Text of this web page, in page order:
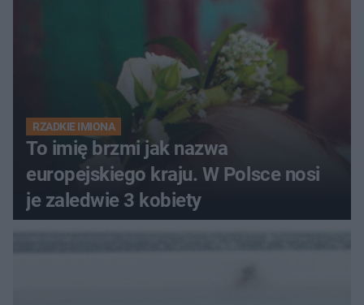
RZADKIE IMIONA
To imię brzmi jak nazwa
europejskiego kraju. W Polsce nosi
je zaledwie 3 kobiety